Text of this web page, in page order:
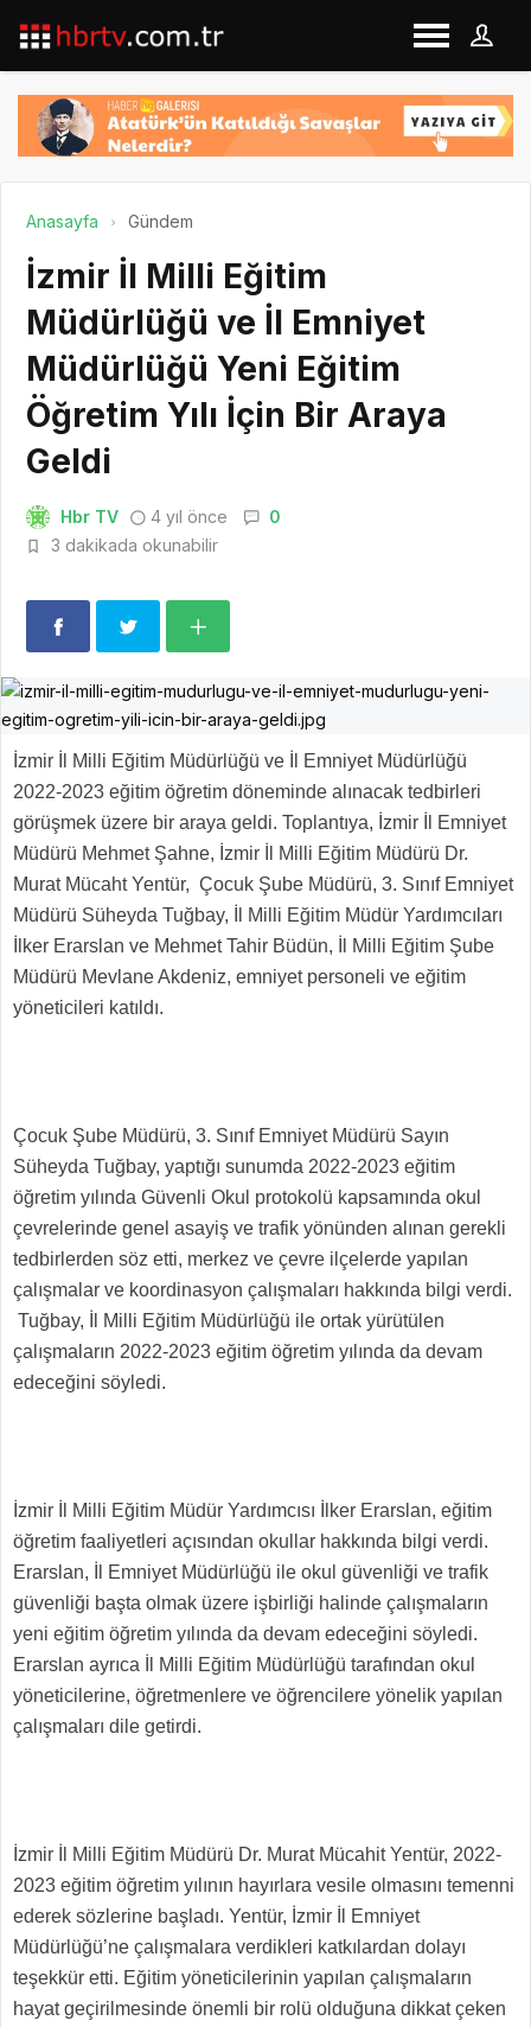
Anasayfa Gündem
İzmir İl Milli Eğitim
Müdürlüğü ve İl Emniyet
Müdürlüğü Yeni Eğitim
Öğretim Yılı İçin Bir Araya
Geldi
Hbr TV 4 yıl önce
0
3 dakikada okunabilir
İzmir İl Milli Eğitim Müdürlüğü ve İl Emniyet Müdürlüğü
2022-2023 eğitim öğretim döneminde alınacak tedbirleri
görüşmek üzere bir araya geldi. Toplantıya, İzmir İl Emniyet
Müdürü Mehmet Şahne, İzmir İl Milli Eğitim Müdürü Dr.
Murat Mücaht Yentür, Çocuk Şube Müdürü, 3. Sınıf Emniyet
Müdürü Süheyda Tuğbay, İl Milli Eğitim Müdür Yardımcıları
İlker Erarslan ve Mehmet Tahir Büdün, İl Milli Eğitim Şube
Müdürü Mevlane Akdeniz, emniyet personeli ve eğitim
yöneticileri katıldı.
Çocuk Şube Müdürü, 3. Sınıf Emniyet Müdürü Sayın
Süheyda Tuğbay, yaptığı sunumda 2022-2023 eğitim
öğretim yılında Güvenli Okul protokolü kapsamında okul
çevrelerinde genel asayiş ve trafik yönünden alınan gerekli
tedbirlerden söz etti, merkez ve çevre ilçelerde yapılan
çalışmalar ve koordinasyon çalışmaları hakkında bilgi verdi.
Tuğbay, İl Milli Eğitim Müdürlüğü ile ortak yürütülen
çalışmaların 2022-2023 eğitim öğretim yılında da devam
edeceğini söyledi.
İzmir İl Milli Eğitim Müdür Yardımcısı İlker Erarslan, eğitim
öğretim faaliyetleri açısından okullar hakkında bilgi verdi.
Erarslan, İl Emniyet Müdürlüğü ile okul güvenliği ve trafik
güvenliği başta olmak üzere işbirliği halinde çalışmaların
yeni eğitim öğretim yılında da devam edeceğini söyledi.
Erarslan ayrıca İl Milli Eğitim Müdürlüğü tarafından okul
yöneticilerine, öğretmenlere ve öğrencilere yönelik yapılan
çalışmaları dile getirdi.
İzmir İl Milli Eğitim Müdürü Dr. Murat Mücahit Yentür, 2022-
2023 eğitim öğretim yılının hayırlara vesile olmasını temenni
ederek sözlerine başladı. Yentür, İzmir İl Emniyet
Müdürlüğü’ne çalışmalara verdikleri katkılardan dolayı
teşekkür etti. Eğitim yöneticilerinin yapılan çalışmaların
hayat geçirilmesinde önemli bir rolü olduğuna dikkat çeken